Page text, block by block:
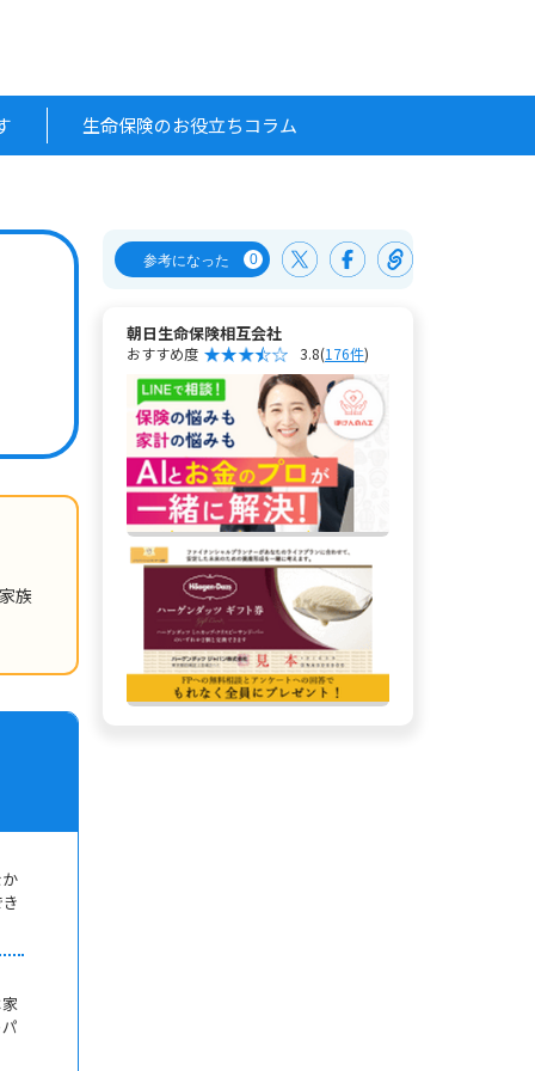
生命保険のお役立ちコラム
族
参考になった 0
朝日生命保険相互会社
おすすめ度 3.8(176件)